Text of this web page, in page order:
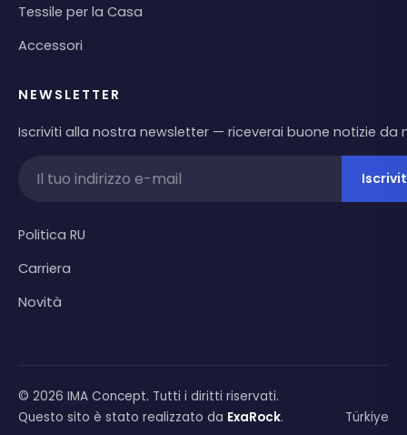
Tessile per la Casa
Accessori
NEWSLETTER
Iscriviti alla nostra newsletter — riceverai buone notizie da
Politica RU
Carriera
Novità
© 2026 IMA Concept. Tutti i diritti riservati.
Questo sito è stato realizzato da ExaRock. Türkiye